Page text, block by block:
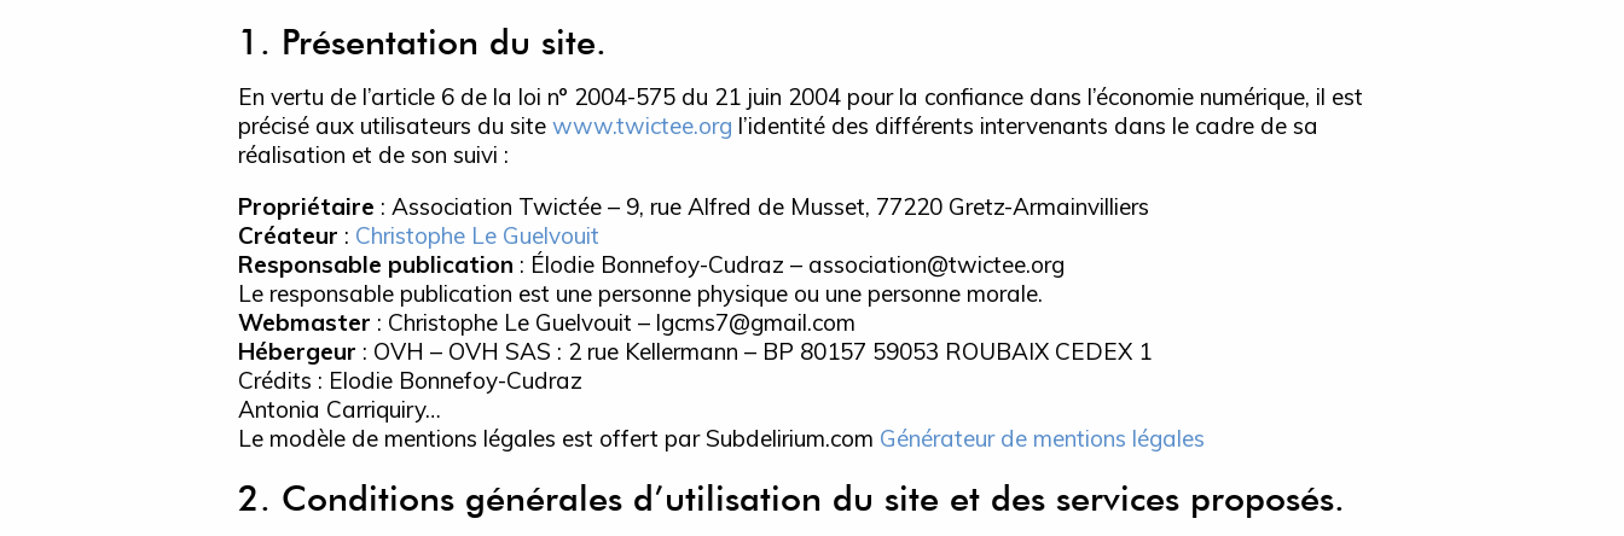
1. Présentation du site.
En vertu de l’article 6 de la loi n° 2004-575 du 21 juin 2004 pour la confiance dans l’économie numérique, il est
précisé aux utilisateurs du site www.twictee.org l’identité des différents intervenants dans le cadre de sa
réalisation et de son suivi :
Propriétaire : Association Twictée – 9, rue Alfred de Musset, 77220 Gretz-Armainvilliers
Créateur : Christophe Le Guelvouit
Responsable publication : Élodie Bonnefoy-Cudraz – association@twictee.org
Le responsable publication est une personne physique ou une personne morale.
Webmaster : Christophe Le Guelvouit – lgcms7@gmail.com
Hébergeur : OVH – OVH SAS : 2 rue Kellermann – BP 80157 59053 ROUBAIX CEDEX 1
Crédits : Elodie Bonnefoy-Cudraz
Antonia Carriquiry…
Le modèle de mentions légales est offert par Subdelirium.com Générateur de mentions légales
2. Conditions générales d’utilisation du site et des services proposés.